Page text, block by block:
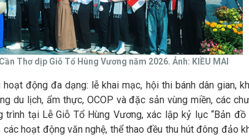
Thơ dịp Giỗ Tổ Hùng Vương năm 2026. Ảnh: KIỀU MAI
động đa dạng: lễ khai mạc, hội thi bánh dân gian,
du lịch, ẩm thực, OCOP và đặc sản vùng miền, các
trình tại Lễ Giỗ Tổ Hùng Vương, xác lập kỷ lục “Bản đồ
hoạt động văn nghệ, thể thao đều thu hút đông đảo